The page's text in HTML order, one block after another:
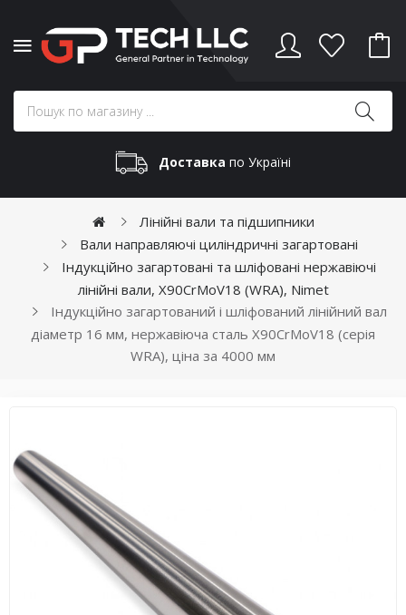
Доставка по Україні
Лінійні вали та підшипники
Вали направляючі циліндричні загартовані
Індукційно загартовані та шліфовані нержавіючі
лінійні вали, X90CrMoV18 (WRA), Nimet
Індукційно загартований і шліфований лінійний вал
діаметр 16 мм, нержавіюча сталь X90CrMoV18 (серія
WRA), ціна за 4000 мм